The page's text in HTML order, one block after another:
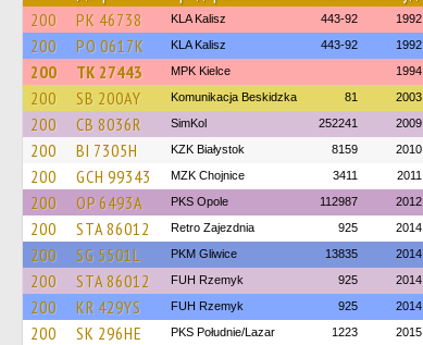
200 PK 46738 KLA Kalisz 443-92 1992
200 PO 0617K KLA Kalisz 443-92 1992
200 TK 27443 MPK Kielce 1994
200 SB 200AY Komunikacja Beskidzka 81 2003
200 CB 8036R SimKol 252241 2009
200 BI 7305H KZK Białystok 8159 2010
200 GCH 99343 MZK Chojnice 3411 2011
200 OP 6493A PKS Opole 112987 2012
200 STA 86012 Retro Zajezdnia 925 2014
200 SG 5501L PKM Gliwice 13835 2014
200 STA 86012 FUH Rzemyk 925 2014
200 KR 429YS FUH Rzemyk 925 2014
200 SK 296HE PKS Południe/Lazar 1223 2015